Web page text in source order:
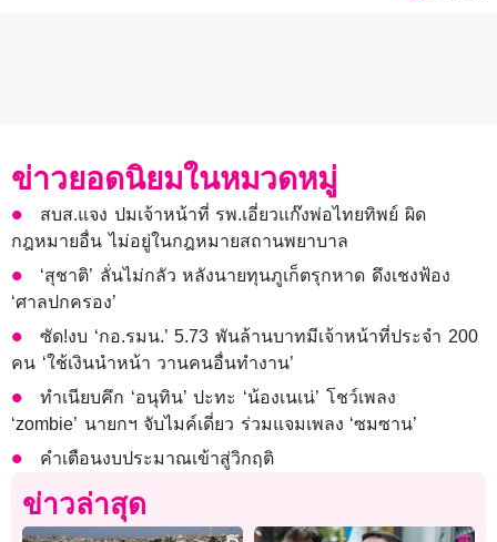
ข่าวยอดนิยมในหมวดหมู่
สบส.แจง ปมเจ้าหน้าที่ รพ.เอี่ยวแก๊งพ่อไทยทิพย์ ผิด
กฎหมายอื่น ไม่อยู่ในกฎหมายสถานพยาบาล
‘สุชาติ’ ลั่นไม่กลัว หลังนายทุนภูเก็ตรุกหาด ดึงเชงฟ้อง
‘ศาลปกครอง’
ซัด!งบ ‘กอ.รมน.’ 5.73 พันล้านบาทมีเจ้าหน้าที่ประจำ 200
คน ‘ใช้เงินนำหน้า วานคนอื่นทำงาน’
ทำเนียบคึก ‘อนุทิน’ ปะทะ ‘น้องเนเน่’ โชว์เพลง
‘zombie’ นายกฯ จับไมค์เดี่ยว ร่วมแจมเพลง ‘ซมซาน’
คำเตือนงบประมาณเข้าสู่วิกฤติ
ข่าวล่าสุด